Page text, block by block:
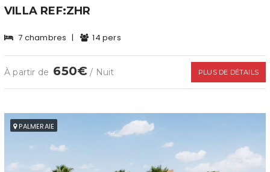
VILLA REF:ZHR
7 chambres | 14 pers
À partir de 650€ / Nuit PLUS DE DÉTAILS
PALMERAIE